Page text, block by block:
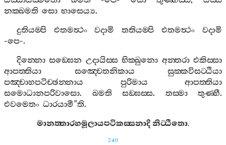
නක‍්ඛමති සො භාසෙය්‍ය.
දුතියම‍්පි
එතමත්‍ථං වදාමි තතියම‍්පි එතමත්‍ථං
වදාමි
-පෙ-.
දින‍්නො සඞ‍්ඝෙන උදායිස‍්ස භික‍්ඛුනො අන‍්තරා එකිස‍්සා
ආපත‍්තියා
සඤ‍්චෙතනිකාය
සුක‍්කවිසට‍්ඨියා
පඤ‍්චාහපටිච‍්ඡන‍්නාය
පුරිමාය
ආපත‍්තියා
සමොධානපරිවාසො. ඛමති සඞ‍්ඝස‍්ස. තස‍්මා තුණ‍්හී.
එවමෙතං ධාරයාමී”ති.
මානත‍්තාරහමූලායපටිකස‍්සනාදිනිට‍්ඨිතො.
240